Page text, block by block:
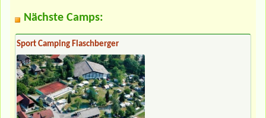
Nächste Camps:
Sport Camping Flaschberger